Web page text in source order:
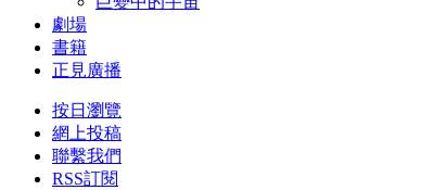
劇場
書籍
正見廣播
按日瀏覽
網上投稿
聯繫我們
RSS訂閱